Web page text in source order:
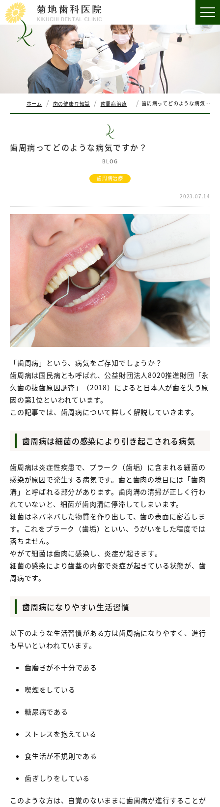
ホーム 歯の健康豆知識 歯周病治療 歯周病ってどのような病気ですか？
歯周病ってどのような病気ですか？
BLOG
歯周病治療
2023.07.14
「歯周病」という、病気をご存知でしょうか？
歯周病は国民病とも呼ばれ、公益財団法人8020推進財団「永
久歯の抜歯原因調査」（2018）によると日本人が歯を失う原
因の第1位といわれています。
この記事では、歯周病について詳しく解説していきます。
歯周病は細菌の感染により引き起こされる病気
歯周病は炎症性疾患で、プラーク（歯垢）に含まれる細菌の
感染が原因で発生する病気です。歯と歯肉の境目には「歯肉
溝」と呼ばれる部分があります。歯肉溝の清掃が正しく行わ
れていないと、細菌が歯肉溝に停滞してしまいます。
細菌はネバネバした物質を作り出して、歯の表面に密着しま
す。これをプラーク（歯垢）といい、うがいをした程度では
落ちません。
やがて細菌は歯肉に感染し、炎症が起きます。
細菌の感染により歯茎の内部で炎症が起きている状態が、歯
周病です。
歯周病になりやすい生活習慣
以下のような生活習慣がある方は歯周病になりやすく、進行
も早いといわれています。
歯磨きが不十分である
喫煙をしている
糖尿病である
ストレスを抱えている
食生活が不規則である
歯ぎしりをしている
このような方は、自覚のないままに歯周病が進行することが